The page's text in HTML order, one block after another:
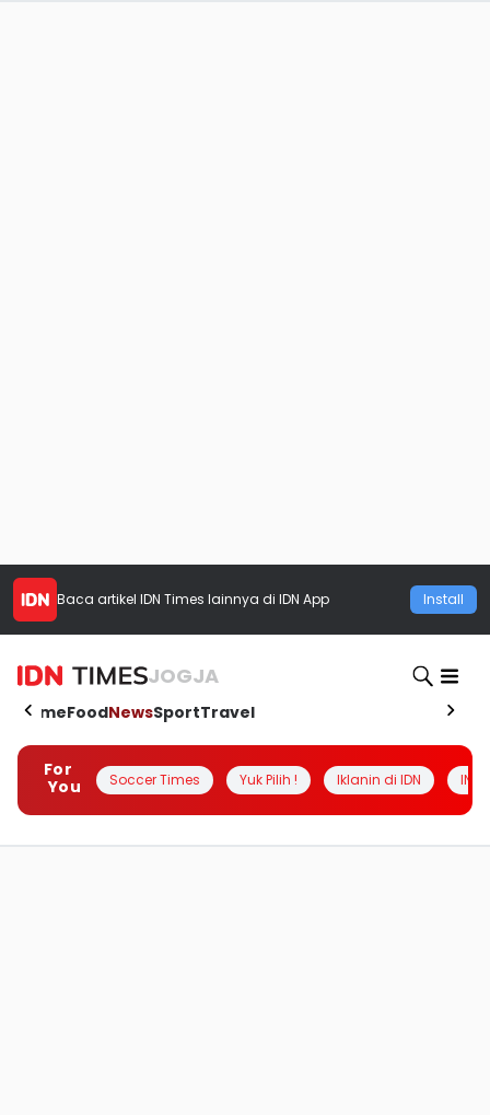
Baca artikel IDN Times lainnya di IDN App Install
JOGJA
HomeFoodNewsSportTravel
For
You
Soccer Times Yuk Pilih ! Iklanin di IDN